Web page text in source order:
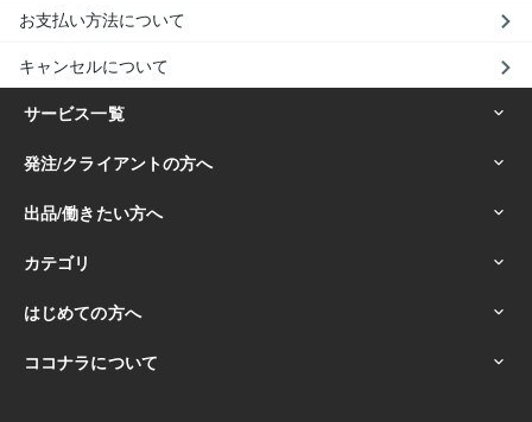
お支払い方法について
キャンセルについて